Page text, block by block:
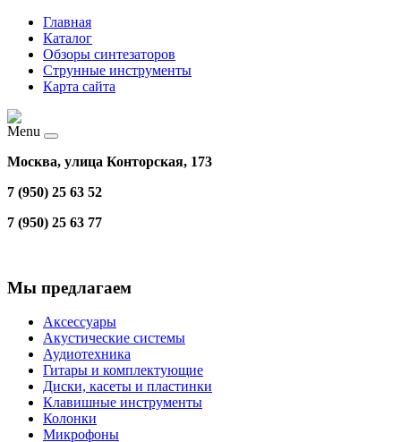
Главная
Каталог
Обзоры синтезаторов
Струнные инструменты
Карта сайта
Menu
Москва, улица Конторская, 173
7 (950) 25 63 52
7 (950) 25 63 77
Мы предлагаем
Аксессуары
Акустические системы
Аудиотехника
Гитары и комплектующие
Диски, касеты и пластинки
Клавишные инструменты
Колонки
Микрофоны